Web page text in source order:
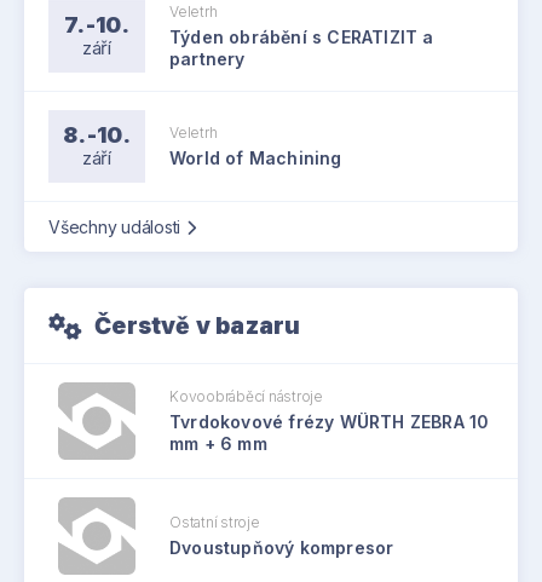
7.-10.
září
Veletrh
Týden obrábění s CERATIZIT a
partnery
8.-10.
září
Veletrh
World of Machining
Všechny události
Čerstvě v bazaru
Kovoobráběcí nástroje
Tvrdokovové frézy WÜRTH ZEBRA 10
mm + 6 mm
Ostatní stroje
Dvoustupňový kompresor